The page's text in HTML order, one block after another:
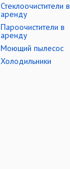
Стеклоочистители в
аренду
Пароочистители в
аренду
Моющий пылесос
Холодильники